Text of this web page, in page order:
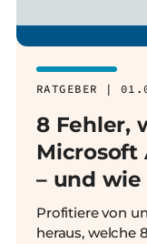
RATGEBER |
8 Fehler,
Microsoft
– und
Profitiere von
heraus, welche